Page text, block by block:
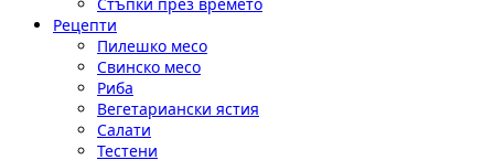
Рецепти
Пилешко месо
Свинско месо
Риба
Вегетариански ястия
Салати
Тестени